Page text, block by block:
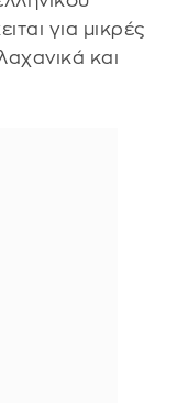
για μικρές
και